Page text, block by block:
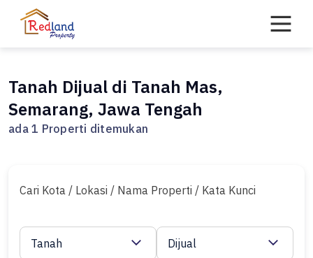
Tanah Dijual di Tanah Mas,
Semarang, Jawa Tengah
ada 1 Properti ditemukan
Cari Kota / Lokasi / Nama Properti / Kata Kunci
Tanah Dijual